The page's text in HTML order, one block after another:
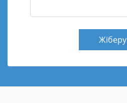
Жіберу